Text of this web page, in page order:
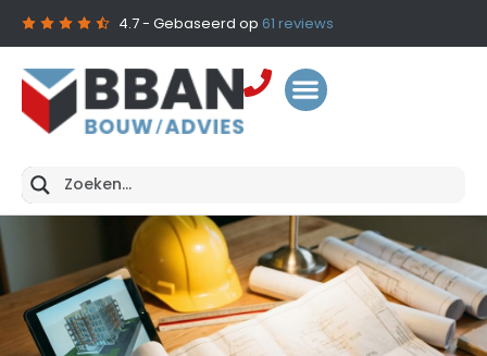
4.7- Gebaseerd op 61 reviews